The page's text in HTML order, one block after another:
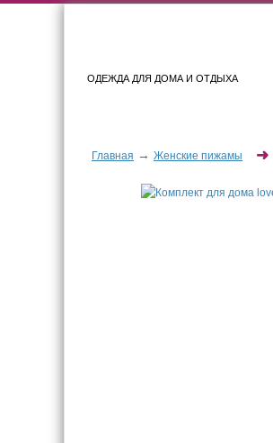
ОДЕЖДА ДЛЯ ДОМА И ОТДЫХА
Главная → Женские пижамы ➜